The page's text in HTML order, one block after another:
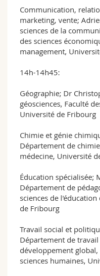
Communication,
marketing, vente;
sciences de la
des sciences
management,
14h-14h45:
Géographie; Dr
géosciences, Faculté
Université de Fribourg
Chimie et génie
Département de
médecine, Université
Éducation spécialisée;
Département de
sciences de
de Fribourg
Travail social et
Département de
développement
sciences humaines,